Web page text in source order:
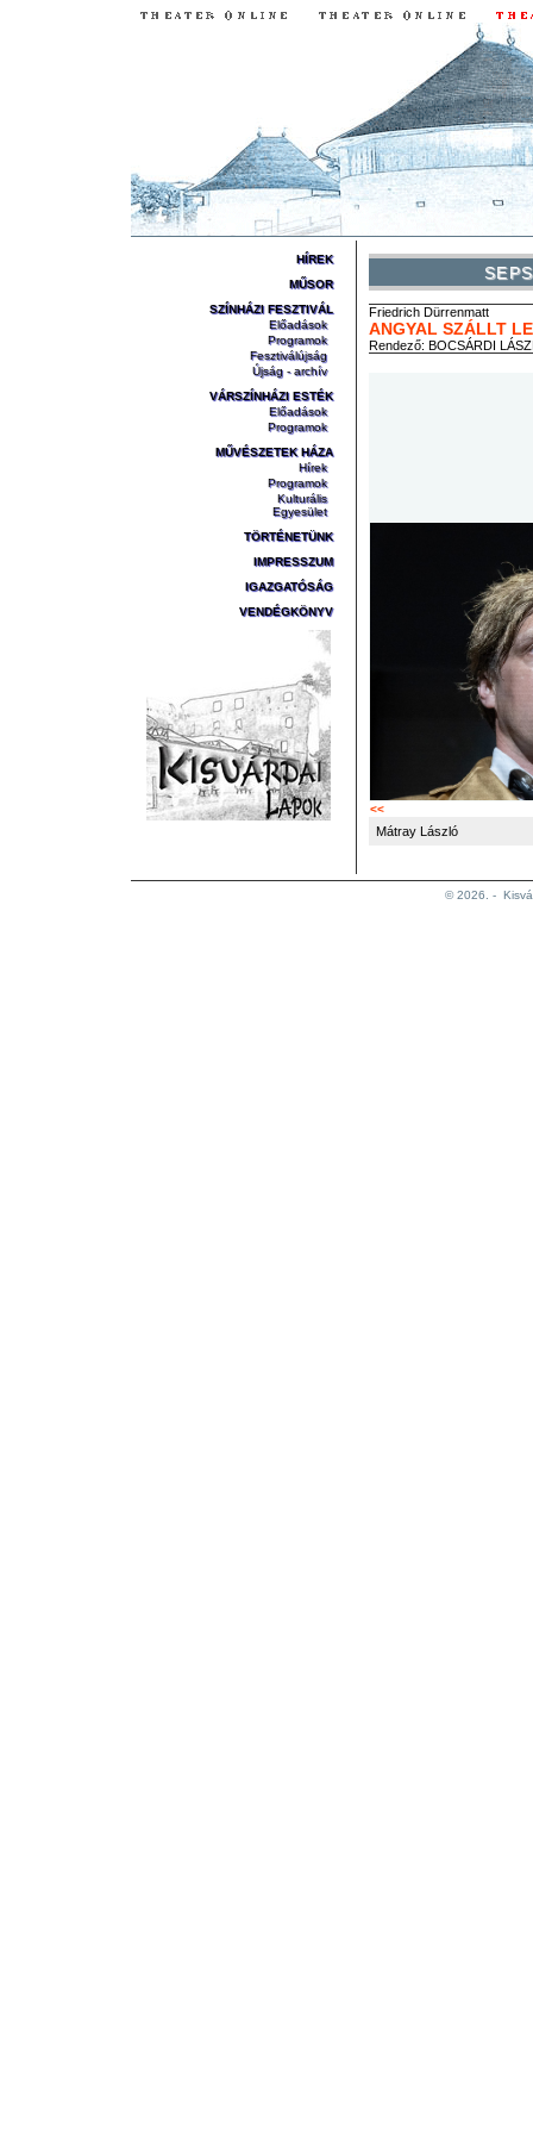
HÍREK
MŰSOR
SZÍNHÁZI FESZTIVÁL
Előadások
Programok
Fesztiválújság
Újság - archív
VÁRSZÍNHÁZI ESTÉK
Előadások
Programok
MŰVÉSZETEK HÁZA
Hírek
Programok
Kulturális
Egyesület
TÖRTÉNETÜNK
IMPRESSZUM
IGAZGATÓSÁG
VENDÉGKÖNYV
Friedrich Dürrenmatt
ANGYAL SZÁLLT
Rendező: BOCSÁRDI
<<
Mátray László
© 2026. -